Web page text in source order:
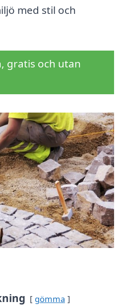
med stil och
gratis och utan
gömma